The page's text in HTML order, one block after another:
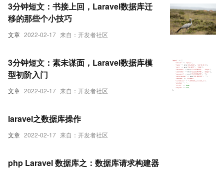
文章 2022-02-17 来自：开发者社区
3分钟短文：书接上回，Laravel数据库迁
移的那些个小技巧
文章 2022-02-17 来自：开发者社区
3分钟短文：素未谋面，Laravel数据库模
型初阶入门
文章 2022-02-17 来自：开发者社区
laravel之数据库操作
php Laravel 数据库之：数据库请求构建器